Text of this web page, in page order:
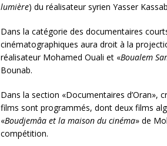
lumière) du réalisateur syrien Yasser
Dans la catégorie des documentaires
cinématographiques aura droit à la
réalisateur Mohamed Ouali et «Boualem
Bounab.
Dans la section «Documentaires d’Oran»,
films sont programmés, dont deux films
«Boudjemâa et la maison du cinéma» de
compétition.